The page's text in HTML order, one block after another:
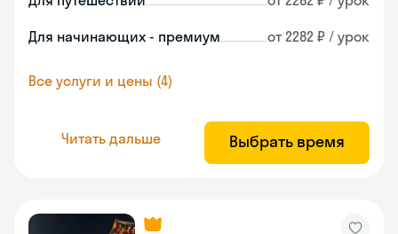
Для начинающих - премиум от 2282 ₽ / урок
Все услуги и цены (4)
Читать дальше Выбрать время